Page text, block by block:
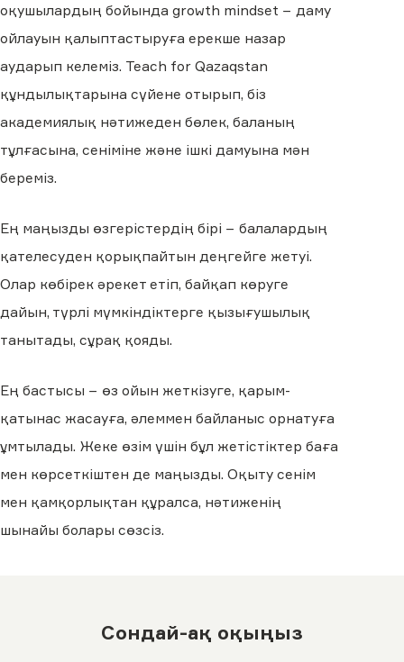
оқушылардың бойында growth mindset − даму
ойлауын қалыптастыруға ерекше назар
аударып келеміз. Teach for Qazaqstan
құндылықтарына сүйене отырып, біз
академиялық нәтижеден бөлек, баланың
тұлғасына, сеніміне және ішкі дамуына мән
береміз.
Ең маңызды өзгерістердің бірі − балалардың
қателесуден қорықпайтын деңгейге жетуі.
Олар көбірек әрекет етіп, байқап көруге
дайын, түрлі мүмкіндіктерге қызығушылық
танытады, сұрақ қояды.
Ең бастысы − өз ойын жеткізуге, қарым-
қатынас жасауға, әлеммен байланыс орнатуға
ұмтылады. Жеке өзім үшін бұл жетістіктер баға
мен көрсеткіштен де маңызды. Оқыту сенім
мен қамқорлықтан құралса, нәтиженің
шынайы болары сөзсіз.
Сондай-ақ оқыңыз